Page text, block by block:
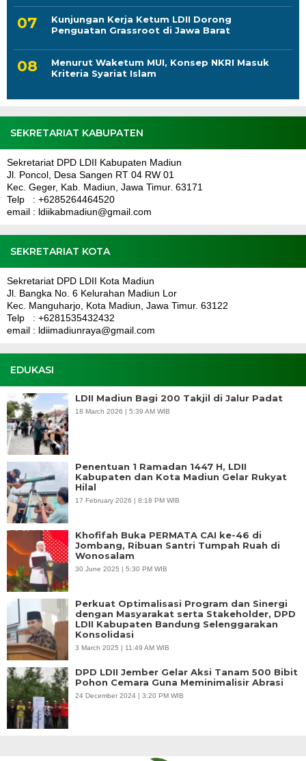
Kunjungan Kerja Ketum LDII Dorong
Penguatan Grassroot di Jawa Barat
Menurut Waketum MUI, Konsep NKRI Masuk
Kriteria Syariat Islam
SEKRETARIAT KABUPATEN
Sekretariat DPD LDII Kabupaten Madiun
Jl. Poncol, Desa Sangen RT 04 RW 01
Kec. Geger, Kab. Madiun, Jawa Timur. 63171
Telp : +6285264464520
email : ldiikabmadiun@gmail.com
SEKRETARIAT KOTA
Sekretariat DPD LDII Kota Madiun
Jl. Bangka No. 6 Kelurahan Madiun Lor
Kec. Manguharjo, Kota Madiun, Jawa Timur. 63122
Telp : +6281535432432
email : ldiimadiunraya@gmail.com
EDUKASI
LDII Madiun Bagi 200 Takjil di Jalur Padat
18 March 2026 | 5:39 AM WIB
Penentuan 1 Ramadan 1447 H, LDII
Kabupaten dan Kota Madiun Gelar Rukyat
Hilal
17 February 2026 | 8:18 PM WIB
Khofifah Buka PERMATA CAI ke-46 di
Jombang, Ribuan Santri Tumpah Ruah di
Wonosalam
30 June 2025 | 5:30 PM WIB
Perkuat Optimalisasi Program dan Sinergi
dengan Masyarakat serta Stakeholder, DPD
LDII Kabupaten Bandung Selenggarakan
Konsolidasi
3 March 2025 | 11:49 AM WIB
DPD LDII Jember Gelar Aksi Tanam 500 Bibit
Pohon Cemara Guna Meminimalisir Abrasi
24 December 2024 | 3:20 PM WIB